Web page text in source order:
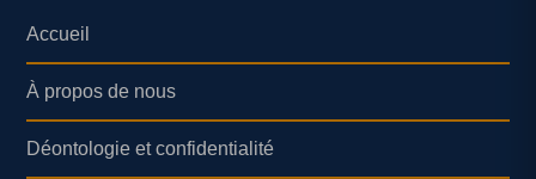
Accueil
À propos de nous
Déontologie et confidentialité